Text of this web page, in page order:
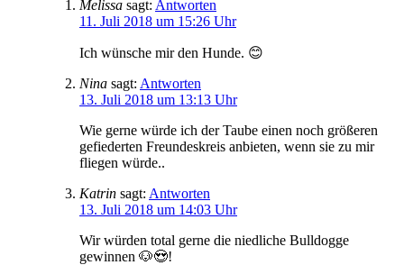
Melissa sagt: Antworten
11. Juli 2018 um 15:26 Uhr
Ich wünsche mir den Hunde. 😊
Nina sagt: Antworten
13. Juli 2018 um 13:13 Uhr
Wie gerne würde ich der Taube einen noch größeren
gefiederten Freundeskreis anbieten, wenn sie zu mir
fliegen würde..
Katrin sagt: Antworten
13. Juli 2018 um 14:03 Uhr
Wir würden total gerne die niedliche Bulldogge
gewinnen 🐶😍!